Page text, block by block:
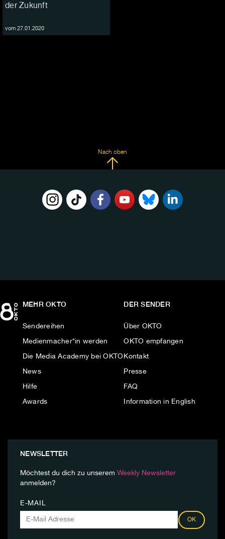
der Zukunft
vom 27.01.2020
Nach oben
MEHR OKTO
Sendereihen
Medienmacher*in werden
Die Media Academy bei OKTO
News
Hilfe
Awards
DER SENDER
Über OKTO
OKTO empfangen
Kontakt
Presse
FAQ
Information in English
NEWSLETTER
Möchtest du dich zu unserem Weekly Newsletter
anmelden?
E-MAIL
OK